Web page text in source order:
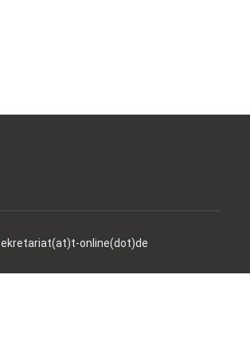
online(dot)de